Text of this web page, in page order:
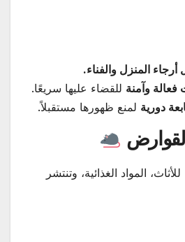
المنزل والفناء.
فعالة وآمنة للقضاء عليها سريعًا.
دورية لمنع ظهورها مستقبلاً.
المواد الغذائية، وتنتشر